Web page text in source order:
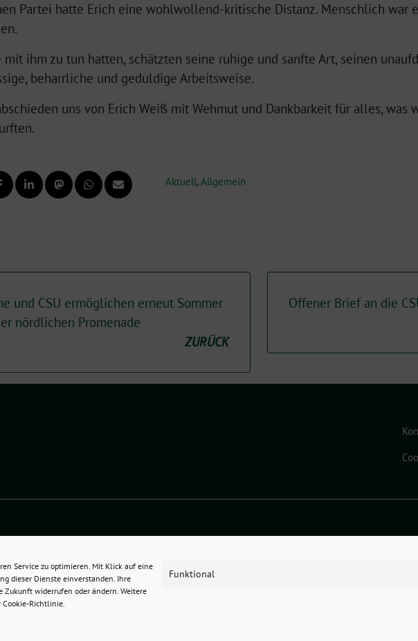
Service zu optimieren. Mit Klick auf eine
dieser Dienste einverstanden. Ihre
widerrufen oder ändern. Weitere
Cookie-Richtlinie.
Funktional
Partei hatte Erich eine wohlwollend-kritische Distanz. Menschlich war
ihm zu tun hatten, schätzten seine ruhige und sanfte Art, seinen
beharrliche und geduldige Arbeitsweise.
uns von Erich Weiß mit Wehmut und Dankbarkeit für alles, was
Aktuell,Allgemein
und CSU ermöglichen erneut Sommer
nördlichen Promenade
ZURÜCK
Offener Brief an die